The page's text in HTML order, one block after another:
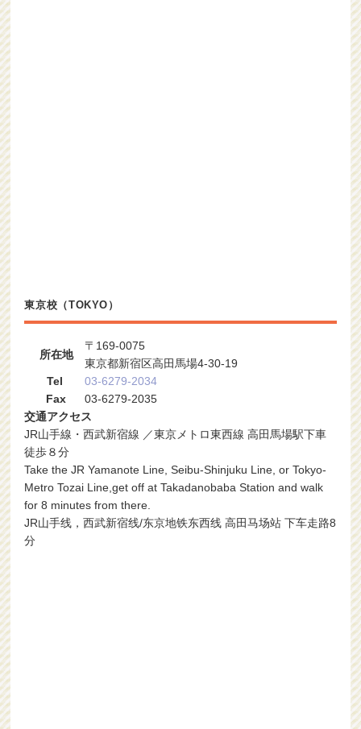
東京校（TOKYO）
所在地
〒169-0075
東京都新宿区高田馬場4-30-19
Tel
03-6279-2034
Fax
03-6279-2035
交通アクセス
JR山手線・西武新宿線 ／東京メトロ東西線 高田馬場駅下車
徒歩８分
Take the JR Yamanote Line, Seibu-Shinjuku Line, or Tokyo-
Metro Tozai Line,get off at Takadanobaba Station and walk
for 8 minutes from there.
JR山手线，西武新宿线/东京地铁东西线 高田马场站 下车走路8
分